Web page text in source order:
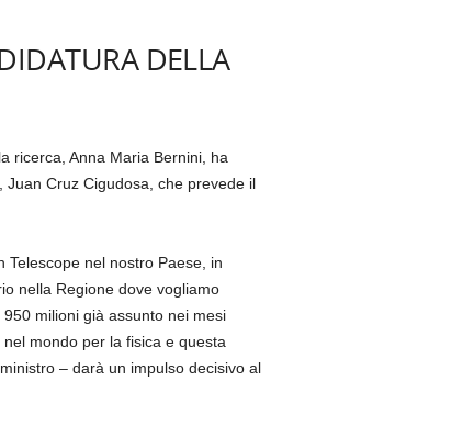
DELLA
ricerca, Anna Maria Bernini, ha
Cruz Cigudosa, che prevede il
Telescope nel nostro Paese, in
nella Regione dove vogliamo
milioni già assunto nei mesi
mondo per la fisica e questa
– darà un impulso decisivo al